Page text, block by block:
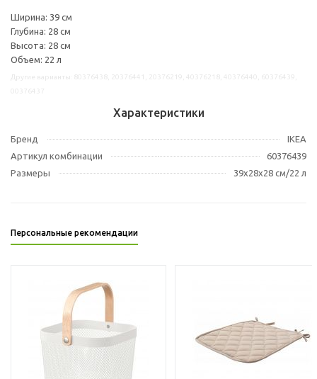
Ширина: 39 см
Глубина: 28 см
Высота: 28 см
Объем: 22 л
Характеристики
Бренд
IKEA
Артикул комбинации
60376439
Размеры
39x28x28 см/22 л
Персональные рекомендации